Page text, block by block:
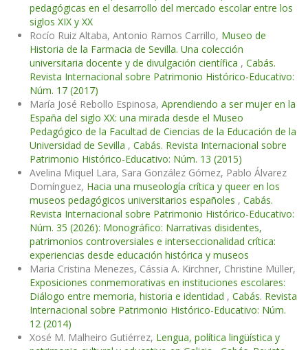
pedagógicas en el desarrollo del mercado escolar entre los
siglos XIX y XX
Rocío Ruiz Altaba, Antonio Ramos Carrillo, Museo de
Historia de la Farmacia de Sevilla. Una colección
universitaria docente y de divulgación científica , Cabás.
Revista Internacional sobre Patrimonio Histórico-Educativo:
Núm. 17 (2017)
María José Rebollo Espinosa, Aprendiendo a ser mujer en la
España del siglo XX: una mirada desde el Museo
Pedagógico de la Facultad de Ciencias de la Educación de la
Universidad de Sevilla , Cabás. Revista Internacional sobre
Patrimonio Histórico-Educativo: Núm. 13 (2015)
Avelina Miquel Lara, Sara González Gómez, Pablo Álvarez
Domínguez, Hacia una museología crítica y queer en los
museos pedagógicos universitarios españoles , Cabás.
Revista Internacional sobre Patrimonio Histórico-Educativo:
Núm. 35 (2026): Monográfico: Narrativas disidentes,
patrimonios controversiales e interseccionalidad crítica:
experiencias desde educación histórica y museos
Maria Cristina Menezes, Cássia A. Kirchner, Christine Müller,
Exposiciones conmemorativas en instituciones escolares:
Diálogo entre memoria, historia e identidad , Cabás. Revista
Internacional sobre Patrimonio Histórico-Educativo: Núm.
12 (2014)
Xosé M. Malheiro Gutiérrez, Lengua, política lingüística y